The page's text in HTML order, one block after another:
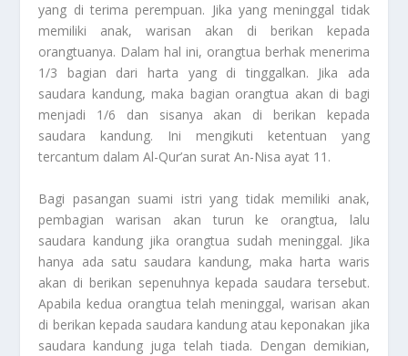
yang di terima perempuan. Jika yang meninggal tidak
memiliki anak, warisan akan di berikan kepada
orangtuanya. Dalam hal ini, orangtua berhak menerima
1/3 bagian dari harta yang di tinggalkan. Jika ada
saudara kandung, maka bagian orangtua akan di bagi
menjadi 1/6 dan sisanya akan di berikan kepada
saudara kandung. Ini mengikuti ketentuan yang
tercantum dalam Al-Qur’an surat An-Nisa ayat 11.
Bagi pasangan suami istri yang tidak memiliki anak,
pembagian warisan akan turun ke orangtua, lalu
saudara kandung jika orangtua sudah meninggal. Jika
hanya ada satu saudara kandung, maka harta waris
akan di berikan sepenuhnya kepada saudara tersebut.
Apabila kedua orangtua telah meninggal, warisan akan
di berikan kepada saudara kandung atau keponakan jika
saudara kandung juga telah tiada. Dengan demikian,